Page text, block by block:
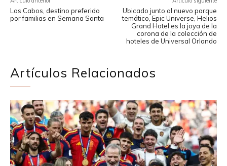
Los Cabos, destino preferido
por familias en Semana Santa
Ubicado junto al nuevo parque
temático, Epic Universe, Helios
Grand Hotel es la joya de la
corona de la colección de
hoteles de Universal Orlando
Artículos Relacionados